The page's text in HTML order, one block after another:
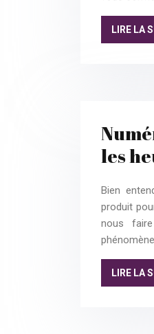
LIRE LA
les
Bien
produit
nous
LIRE LA